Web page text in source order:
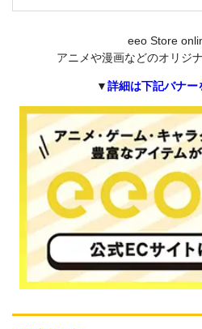
eeo Store
アニメや漫画などのオリジ
▼詳細は下記バナー